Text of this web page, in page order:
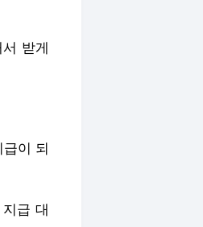
받게
이 되
급 대